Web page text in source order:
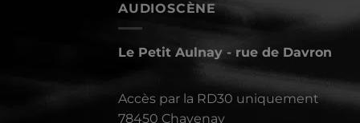
AUDIOSCÈNE
Le Petit Aulnay - rue de Davron
Accès par la RD30 uniquement
78450 Chavenay